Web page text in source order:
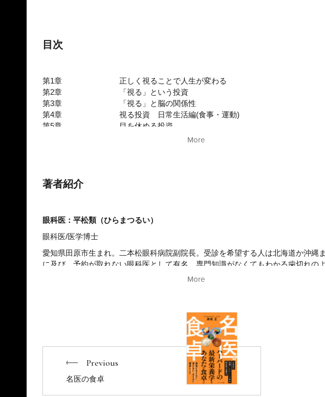
目次
第1章
正しく視ることで人生が変わる
第2章
「視る」という投資
第3章
「視る」と脳の関係性
第4章
視る投資 日常生活編(食事・運動)
第5章
目を休める投資
More
著者紹介
眼科医：平松類（ひらまつるい）
眼科医/医学博士
愛知県田原市生まれ。二本松眼科病院副院長。受診を希望する人は北海道か沖縄
に及び、予約が取れない眼科医として有名。専門知識がなくてもわかる歯切れの
が好評でメディアの出演が絶えない。NHK『あさイチ』、TBS テレビ『ジョブチ
ト・出演・執筆等を行う。Yahoo! ニュースの眼科医としては唯一の公式コメンテ
ー。YouTube チャンネル「眼科医平松類」は26万人以上の登録者数で、最新情報
中。著書は『1日3分見るだけでぐんぐん目がよくなる!ガボール・アイ』 (SB クリ
ィブ)、『老眼のウソ』『その白内障手術、待った!』(以上、時事通信社)、『「老
人」にならないコツ』(アスコム)『眼圧を下げるには? 失明を避けるには? 緑内障
て平松類先生に聞いてみた』(Gakken)など多数。
More
Previous
名医の食卓